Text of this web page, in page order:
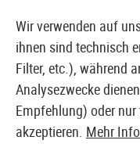
Wir verwenden auf
ihnen sind technisch
Filter, etc.), während
Analysezwecke
Empfehlung) oder
akzeptieren. Mehr